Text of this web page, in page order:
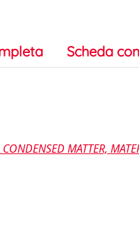
Scheda
MATTER,